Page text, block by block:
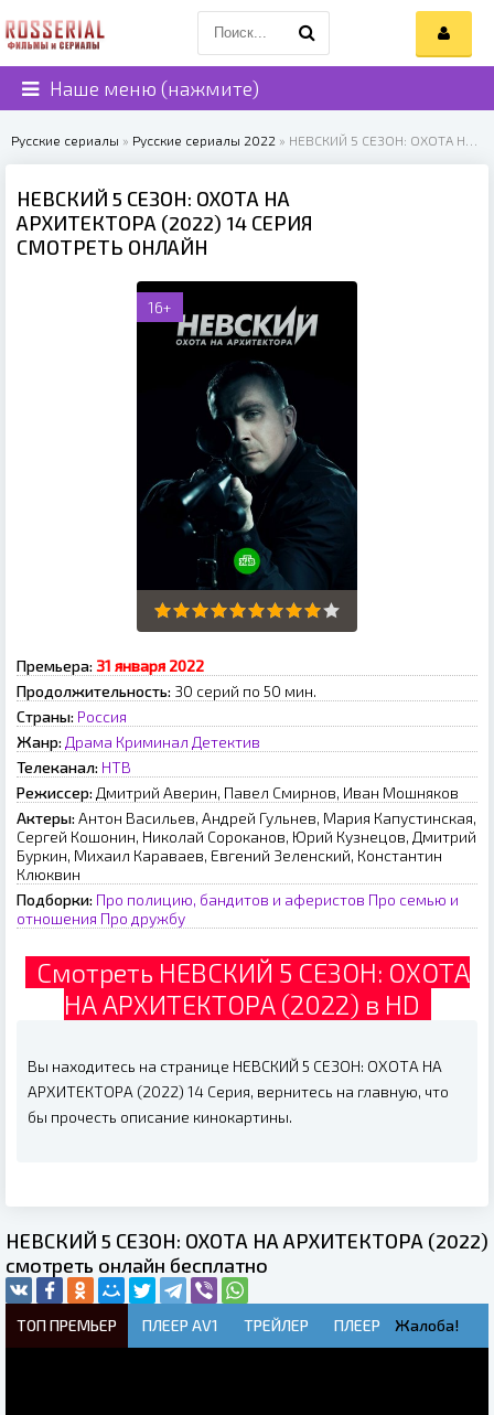
Наше меню (нажмите)
Русские сериалы » Русские сериалы 2022 » НЕВСКИЙ 5 СЕЗОН: ОХОТА НА АРХИТЕКТОРА (2022)
НЕВСКИЙ 5 СЕЗОН: ОХОТА НА
АРХИТЕКТОРА (2022) 14 СЕРИЯ
СМОТРЕТЬ ОНЛАЙН
16+
Премьера: З1 янвapя 2022
Продолжительность: 30 серий по 50 мин.
Страны: Россия
Жанр: Драма Криминал Детектив
Телеканал: НТВ
Режиссер: Дмитрий Аверин, Павел Смирнов, Иван Мошняков
Актеры: Антон Васильев, Андрей Гульнев, Мария Капустинская,
Сергей Кошонин, Николай Сороканов, Юрий Кузнецов, Дмитрий
Буркин, Михаил Караваев, Евгений Зеленский, Константин
Клюквин
Подборки: Про полицию, бандитов и аферистов Про семью и
отношения Про дружбу
Смотреть НЕВСКИЙ 5 СЕЗОН: ОХОТА
НА АРХИТЕКТОРА (2022) в HD
Вы находитесь на странице НЕВСКИЙ 5 СЕЗОН: ОХОТА НА
АРХИТЕКТОРА (2022) 14 Серия, вернитесь на главную, что
бы прочесть описание кинокартины.
НЕВСКИЙ 5 СЕЗОН: ОХОТА НА АРХИТЕКТОРА (2022)
смотреть онлайн бесплатно
ТОП ПРЕМЬЕР ПЛЕЕР AV1 ТРЕЙЛЕР ПЛЕЕР Жалоба!